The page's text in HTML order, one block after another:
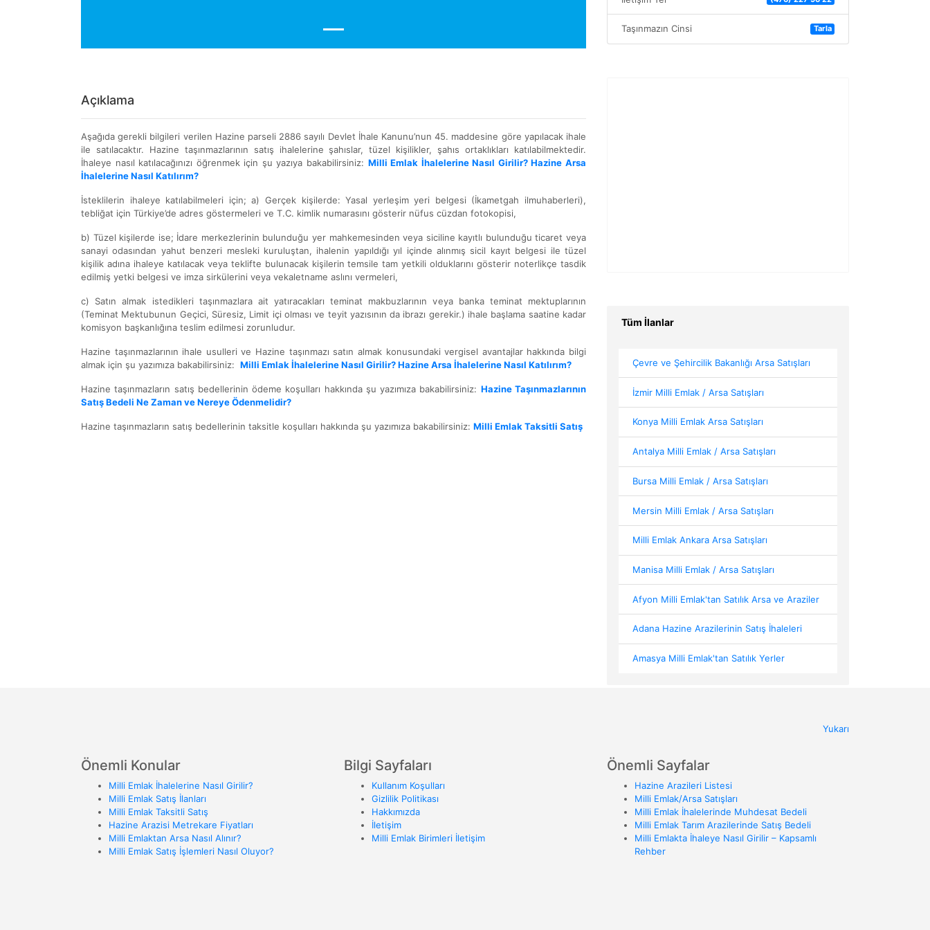
Açıklama
Aşağıda gerekli bilgileri verilen Hazine parseli 2886 sayılı Devlet İhale Kanunu’nun 45. maddesine göre yapılacak ihale
ile satılacaktır. Hazine taşınmazlarının satış ihalelerine şahıslar, tüzel kişilikler, şahıs ortaklıkları katılabilmektedir.
İhaleye nasıl katılacağınızı öğrenmek için şu yazıya bakabilirsiniz: Milli Emlak İhalelerine Nasıl Girilir? Hazine Arsa
İhalelerine Nasıl Katılırım?
İsteklilerin ihaleye katılabilmeleri için; a) Gerçek kişilerde: Yasal yerleşim yeri belgesi (İkametgah ilmuhaberleri),
tebliğat için Türkiye’de adres göstermeleri ve T.C. kimlik numarasını gösterir nüfus cüzdan fotokopisi,
b) Tüzel kişilerde ise; İdare merkezlerinin bulunduğu yer mahkemesinden veya siciline kayıtlı bulunduğu ticaret veya
sanayi odasından yahut benzeri mesleki kuruluştan, ihalenin yapıldığı yıl içinde alınmış sicil kayıt belgesi ile tüzel
kişilik adına ihaleye katılacak veya teklifte bulunacak kişilerin temsile tam yetkili olduklarını gösterir noterlikçe tasdik
edilmiş yetki belgesi ve imza sirkülerini veya vekaletname aslını vermeleri,
c) Satın almak istedikleri taşınmazlara ait yatıracakları teminat makbuzlarının veya banka teminat mektuplarının
(Teminat Mektubunun Geçici, Süresiz, Limit içi olması ve teyit yazısının da ibrazı gerekir.) ihale başlama saatine kadar
komisyon başkanlığına teslim edilmesi zorunludur.
Hazine taşınmazlarının ihale usulleri ve Hazine taşınmazı satın almak konusundaki vergisel avantajlar hakkında bilgi
almak için şu yazımıza bakabilirsiniz: Milli Emlak İhalelerine Nasıl Girilir? Hazine Arsa İhalelerine Nasıl Katılırım?
Hazine taşınmazların satış bedellerinin ödeme koşulları hakkında şu yazımıza bakabilirsiniz: Hazine Taşınmazlarının
Satış Bedeli Ne Zaman ve Nereye Ödenmelidir?
Hazine taşınmazların satış bedellerinin taksitle koşulları hakkında şu yazımıza bakabilirsiniz: Milli Emlak Taksitli Satış
Taşınmazın Cinsi Tarla
Tüm İlanlar
Çevre ve Şehircilik Bakanlığı Arsa Satışları
İzmir Milli Emlak / Arsa Satışları
Konya Milli Emlak Arsa Satışları
Antalya Milli Emlak / Arsa Satışları
Bursa Milli Emlak / Arsa Satışları
Mersin Milli Emlak / Arsa Satışları
Milli Emlak Ankara Arsa Satışları
Manisa Milli Emlak / Arsa Satışları
Afyon Milli Emlak'tan Satılık Arsa ve Araziler
Adana Hazine Arazilerinin Satış İhaleleri
Amasya Milli Emlak'tan Satılık Yerler
Yukarı
Önemli Konular
Milli Emlak İhalelerine Nasıl Girilir?
Milli Emlak Satış İlanları
Milli Emlak Taksitli Satış
Hazine Arazisi Metrekare Fiyatları
Milli Emlaktan Arsa Nasıl Alınır?
Milli Emlak Satış İşlemleri Nasıl Oluyor?
Bilgi Sayfaları
Kullanım Koşulları
Gizlilik Politikası
Hakkımızda
İletişim
Milli Emlak Birimleri İletişim
Önemli Sayfalar
Hazine Arazileri Listesi
Milli Emlak/Arsa Satışları
Milli Emlak İhalelerinde Muhdesat Bedeli
Milli Emlak Tarım Arazilerinde Satış Bedeli
Milli Emlakta İhaleye Nasıl Girilir – Kapsamlı
Rehber